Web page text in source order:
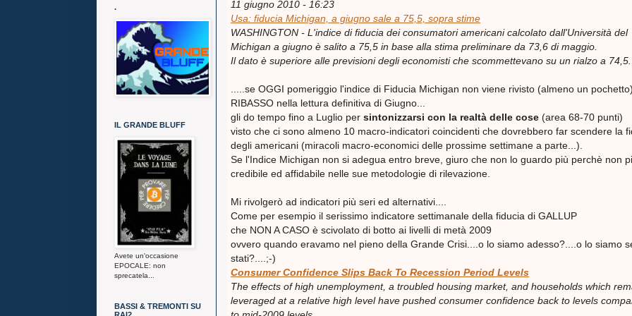
11 giugno 2010 - 16:23
Usa: fiducia Michigan, a giugno sale a 75,5, sopra stime
WASHINGTON - L'indice di fiducia dei consumatori americani calcolato dall'Università del
Michigan a giugno è salito a 75,5 in base alla stima preliminare da 73,6 di maggio.
Il dato è superiore alle previsioni degli economisti che scommettevano su un rialzo a 74,5.
.....se OGGI pomeriggio l'indice di Fiducia Michigan non viene rivisto (almeno un
RIBASSO nella lettura definitiva di Giugno...
gli do tempo fino a Luglio per sintonizzarsi con la realtà delle cose (area 68-70 punti)
visto che ci sono almeno 10 macro-indicatori coincidenti che dovrebbero far scendere la
degli americani (miracoli macro-economici delle prossime settimane a parte...).
Se l'Indice Michigan non si adegua entro breve, giuro che non lo guardo più perchè non
credibile ed affidabile nelle sue metodologie di rilevazione.
Mi rivolgerò ad indicatori più seri ed alternativi....
Come per esempio il serissimo indicatore settimanale della fiducia di GALLUP
che NON A CASO è scivolato di botto ai livelli di metà 2009
ovvero quando eravamo nel pieno della Grande Crisi....o lo siamo adesso?....o lo siamo
stati?....;-)
Consumer Confidence Slips Back To Recession Period Levels
The effects of high unemployment, a troubled housing market, and households which
leveraged at a relative high level have pushed consumer confidence back to levels
.
IL GRANDE BLUFF
Avete un'occasione
EPOCALE: non
sprecatela...
BASSI & TREMONTI SU